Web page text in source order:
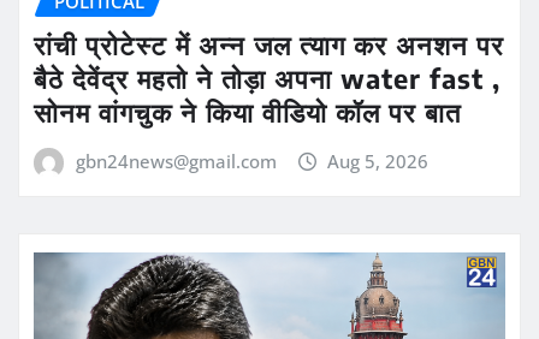
रांची प्रोटेस्ट में अन्न जल त्याग कर अनशन पर
बैठे देवेंद्र महतो ने तोड़ा अपना water fast ,
सोनम वांगचुक ने किया वीडियो कॉल पर बात
gbn24news@gmail.com Aug 5, 2026